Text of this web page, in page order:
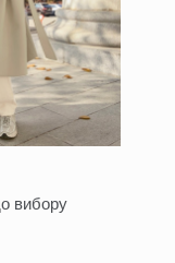
вибору